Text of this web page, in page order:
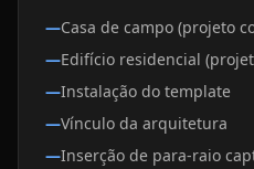
Casa de campo (projeto
Edifício residencial
Instalação do template
Vínculo da arquitetura
Inserção de para-raio